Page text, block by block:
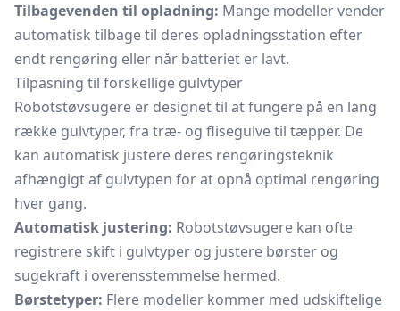
Tilbagevenden til opladning: Mange modeller vender
automatisk tilbage til deres opladningsstation efter
endt rengøring eller når batteriet er lavt.
Tilpasning til forskellige gulvtyper
Robotstøvsugere er designet til at fungere på en lang
række gulvtyper, fra træ- og flisegulve til tæpper. De
kan automatisk justere deres rengøringsteknik
afhængigt af gulvtypen for at opnå optimal rengøring
hver gang.
Automatisk justering: Robotstøvsugere kan ofte
registrere skift i gulvtyper og justere børster og
sugekraft i overensstemmelse hermed.
Børstetyper: Flere modeller kommer med udskiftelige